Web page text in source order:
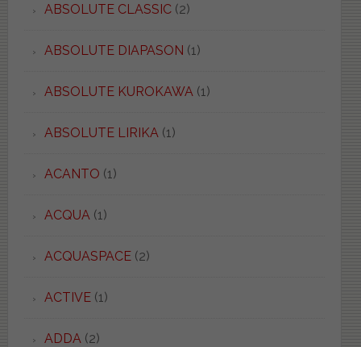
ABSOLUTE CLASSIC(2)
ABSOLUTE DIAPASON (1)
ABSOLUTE KUROKAWA (1)
ABSOLUTE LIRIKA (1)
ACANTO (1)
ACQUA (1)
ACQUASPACE(2)
ACTIVE(1)
ADDA (2)